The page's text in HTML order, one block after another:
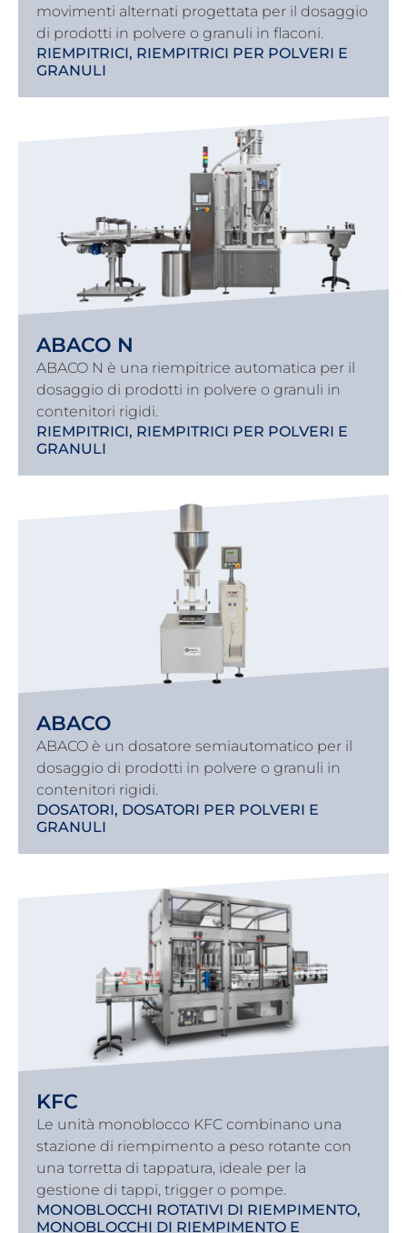
movimenti alternati progettata per il dosaggio
di prodotti in polvere o granuli in flaconi.
RIEMPITRICI, RIEMPITRICI PER POLVERI E
GRANULI
ABACO N
ABACO N è una riempitrice automatica per il
dosaggio di prodotti in polvere o granuli in
contenitori rigidi.
RIEMPITRICI, RIEMPITRICI PER POLVERI E
GRANULI
ABACO
ABACO è un dosatore semiautomatico per il
dosaggio di prodotti in polvere o granuli in
contenitori rigidi.
DOSATORI, DOSATORI PER POLVERI E
GRANULI
KFC
Le unità monoblocco KFC combinano una
stazione di riempimento a peso rotante con
una torretta di tappatura, ideale per la
gestione di tappi, trigger o pompe.
MONOBLOCCHI ROTATIVI DI RIEMPIMENTO,
MONOBLOCCHI DI RIEMPIMENTO E